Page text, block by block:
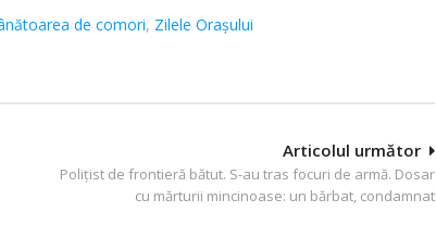
de comori, Zilele Oraşului
Articolul următor
Polițist de frontieră bătut. S-au tras focuri de armă. Dosar
cu mărturii mincinoase: un bărbat, condamnat